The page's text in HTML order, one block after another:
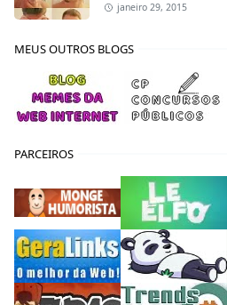
janeiro 29, 2015
MEUS OUTROS BLOGS
PARCEIROS